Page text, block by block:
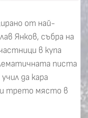
от най-
Янков, събра на
в купа
писта
да кара
и трето място в